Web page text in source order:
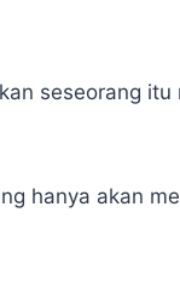
seseorang itu
hanya akan